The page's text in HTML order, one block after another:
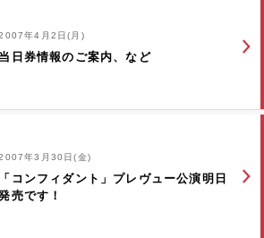
年4月2日(月)
当日券情報のご案内、など
年3月30日(金)
「コンフィダント」プレヴュー公演明日
売です！